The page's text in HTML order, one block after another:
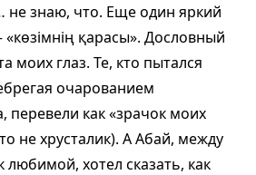
знаю, что. Еще один яркий
қарасы». Дословный
моих глаз. Те, кто пытался
очарованием
перевели как «зрачок моих
не хрусталик). А Абай, между
хотел сказать, как